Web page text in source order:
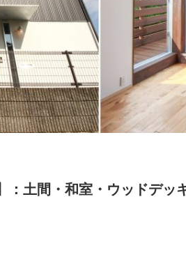
：土間・和室・ウッドデッ